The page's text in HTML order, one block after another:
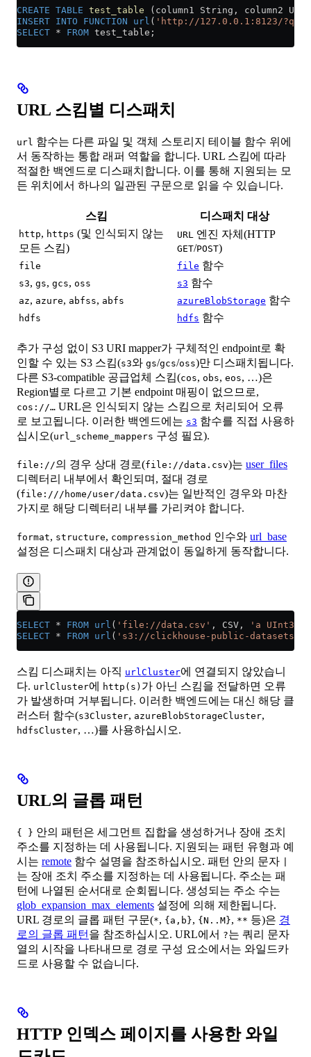
CREATE TABLE test_table (column1 String, column2
INSERT INTO FUNCTION url ( 'http://127.0.0.1:8123/
SELECT * FROM test_table;
URL 스킴별 디스패치
url 함수는 다른 파일 및 객체 스토리지 테이블 함수 위에
서 동작하는 통합 래퍼 역할을 합니다. URL 스킴에 따라
적절한 백엔드로 디스패치합니다. 이를 통해 지원되는 모
든 위치에서 하나의 일관된 구문으로 읽을 수 있습니다.
스킴 디스패치 대상
http, https (및 인식되지 않는
모든 스킴)
URL 엔진 자체(HTTP
GET/POST)
file file 함수
s3, gs, gcs, oss s3 함수
az, azure, abfss, abfs azureBlobStorage 함수
hdfs hdfs 함수
추가 구성 없이 S3 URI mapper가 구체적인 endpoint로 확
인할 수 있는 S3 스킴(s3와 gs/gcs/oss)만 디스패치됩니다.
다른 S3-compatible 공급업체 스킴(cos, obs, eos, …)은
Region별로 다르고 기본 endpoint 매핑이 없으므로,
cos://… URL은 인식되지 않는 스킴으로 처리되어 오류
로 보고됩니다. 이러한 백엔드에는 s3 함수를 직접 사용하
십시오(url_scheme_mappers 구성 필요).
file://의 경우 상대 경로(file://data.csv)는 user_files
디렉터리 내부에서 확인되며, 절대 경로
(file:///home/user/data.csv)는 일반적인 경우와 마찬
가지로 해당 디렉터리 내부를 가리켜야 합니다.
format, structure, compression_method 인수와 url_base
설정은 디스패치 대상과 관계없이 동일하게 동작합니다.
SELECT * FROM url ( 'file://data.csv' , CSV,
'a
SELECT * FROM url ( 's3://clickhouse-public-datasets/
스킴 디스패치는 아직 urlCluster에 연결되지 않았습니
다. urlCluster에 http(s) 가 아닌 스킴을 전달하면 오류
가 발생하며 거부됩니다. 이러한 백엔드에는 대신 해당 클
러스터 함수(s3Cluster, azureBlobStorageCluster,
hdfsCluster, …)를 사용하십시오.
URL의 글롭 패턴
{ } 안의 패턴은 세그먼트 집합을 생성하거나 장애 조치
주소를 지정하는 데 사용됩니다. 지원되는 패턴 유형과 예
시는 remote 함수 설명을 참조하십시오. 패턴 안의 문자
는 장애 조치 주소를 지정하는 데 사용됩니다. 주소는 패
턴에 나열된 순서대로 순회됩니다. 생성되는 주소 수는
glob_expansion_max_elements 설정에 의해 제한됩니다.
URL 경로의 글롭 패턴 구문(*, {a,b}, {N..M}, ** 등)은 경
로의 글롭 패턴 을 참조하십시오. URL에서 ?는 쿼리 문자
열의 시작을 나타내므로 경로 구성 요소에서는 와일드카
드로 사용할 수 없습니다.
HTTP 인덱스 페이지를 사용한 와일